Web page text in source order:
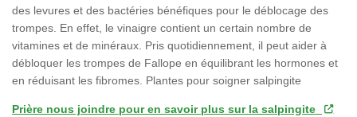
des levures et des bactéries bénéfiques pour le déblocage des
trompes. En effet, le vinaigre contient un certain nombre de
vitamines et de minéraux. Pris quotidiennement, il peut aider à
débloquer les trompes de Fallope en équilibrant les hormones et
en réduisant les fibromes. Plantes pour soigner salpingite
Prière nous joindre pour en savoir plus sur la salpingite